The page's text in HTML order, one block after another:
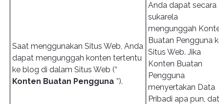
Saat menggunakan Situs Web, Anda
dapat mengunggah konten tertentu
ke blog di dalam Situs Web (“
Konten Buatan Pengguna ”).
Anda dapat secara
sukarela
mengunggah
Buatan Pengguna
Situs Web. Jika
Konten Buatan
Pengguna
menyertakan Data
Pribadi apa pun,